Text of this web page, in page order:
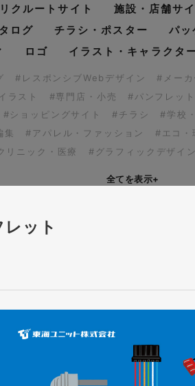
リクルートサイト 施設・店舗サイ
ログ チラシ・ポスター パッ
ロゴ イラスト・キャラクタ
#レスポンシブWebデザイン #メー
ラスト #専門店・小売 #パンフレット
#ショッピングサイト #チラシ #学校
集 #アパレル・ファッション #エコ・
リニック・医療 #グラフィックデザイン
全てを表示+
ット